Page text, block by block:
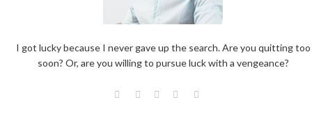
I got lucky because I never gave up the search. Are you quitting too
soon? Or, are you willing to pursue luck with a vengeance?